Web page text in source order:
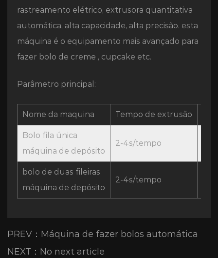
rastreamento elétrico, extrusora quantitativa
automática, alta capacidade, alta precisão. esta
máquina é o equipamento mais avançado para
fazer bolo de creme , cupcake etc.
Parâmetro principal:
Nome da maquina Tempo de extrusão
Bolo fila única
máquina de depósito
2-4s/tempo
bolo de duas fileiras
máquina de depósito
2-4s/tempo
PREV：Máquina de fazer bolos automática
NEXT：No next article